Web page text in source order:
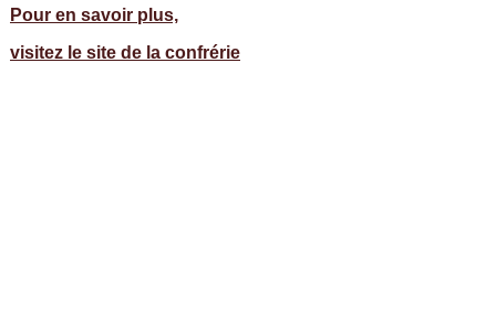
Pour en savoir plus,
visitez le site de la confrérie